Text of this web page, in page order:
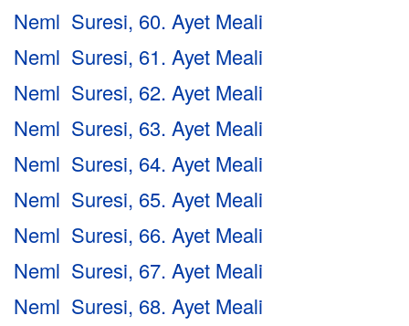
Neml Suresi, 60. Ayet Meali
Neml Suresi, 61. Ayet Meali
Neml Suresi, 62. Ayet Meali
Neml Suresi, 63. Ayet Meali
Neml Suresi, 64. Ayet Meali
Neml Suresi, 65. Ayet Meali
Neml Suresi, 66. Ayet Meali
Neml Suresi, 67. Ayet Meali
Neml Suresi, 68. Ayet Meali